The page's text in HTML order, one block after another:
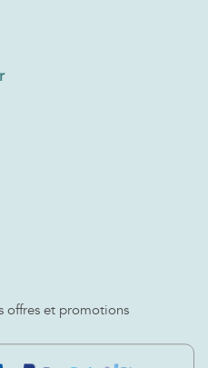
offres et promotions